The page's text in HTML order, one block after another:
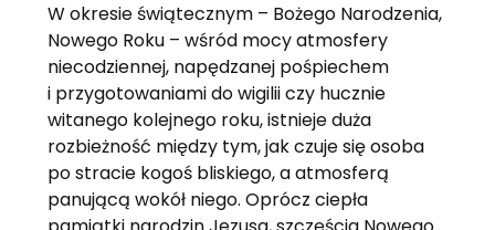
W okresie świątecznym – Bożego Narodzenia,
Nowego Roku – wśród mocy atmosfery
niecodziennej, napędzanej pośpiechem
i przygotowaniami do wigilii czy hucznie
witanego kolejnego roku, istnieje duża
rozbieżność między tym, jak czuje się osoba
po stracie kogoś bliskiego, a atmosferą
panującą wokół niego. Oprócz ciepła